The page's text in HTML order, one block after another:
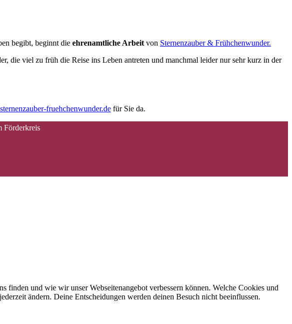
begibt, beginnt die ehrenamtliche Arbeit von Sternenzauber & Frühchenwunder.
die viel zu früh die Reise ins Leben antreten und manchmal leider nur sehr kurz in der
fruehchenwunder.de für Sie da.
Förderkreis
und wie wir unser Webseitenangebot verbessern können. Welche Cookies und
ändern. Deine Entscheidungen werden deinen Besuch nicht beeinflussen.